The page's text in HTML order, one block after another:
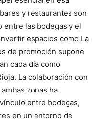
y restaurantes son
entre las bodegas y el
espacios como La
de promoción supone
cada día como
La colaboración con
zonas ha
entre bodegas,
en un entorno de